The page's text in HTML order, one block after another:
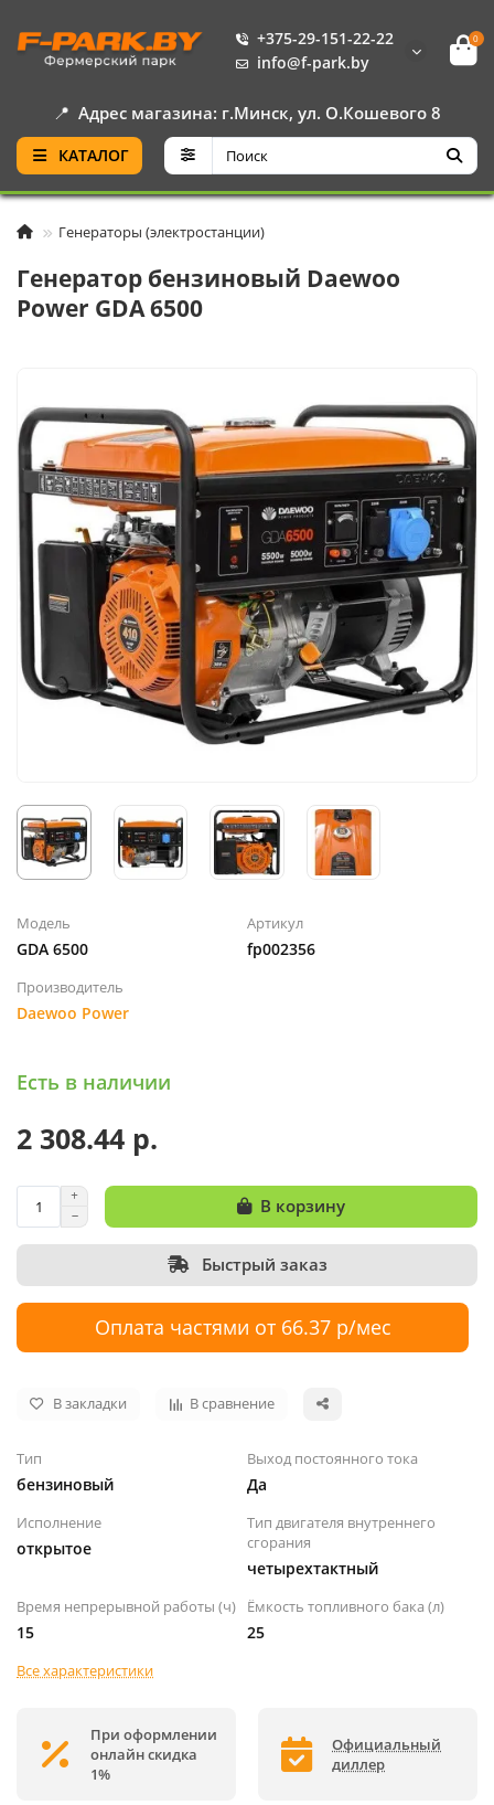
+375-29-151-22-22
info@f-park.by
0
📍 Адрес магазина: г.Минск, ул. О.Кошевого 8
КАТАЛОГ
Генераторы (электростанции)
Генератор бензиновый Daewoo
Power GDA 6500
Модель
GDA 6500
Артикул
fp002356
Производитель
Daewoo Power
Есть в наличии
2 308.44 р.
В корзину
Быстрый заказ
Оплата частями от 66.37 р/мес
В закладки В сравнение
Тип
бензиновый
Выход постоянного тока
Да
Исполнение
открытое
Тип двигателя внутреннего
сгорания
четырехтактный
Время непрерывной работы (ч)
15
Ёмкость топливного бака (л)
25
Все характеристики
При оформлении
онлайн скидка
1%
Официальный
диллер